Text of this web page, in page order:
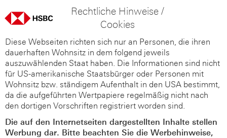
Rechtliche Hinweise /
Cookies
Diese Webseiten richten sich nur an Personen, die ihren
dauerhaften Wohnsitz in dem folgend jeweils
auszuwählenden Staat haben. Die Informationen sind nicht
für US-amerikanische Staatsbürger oder Personen mit
Wohnsitz bzw. ständigem Aufenthalt in den USA bestimmt,
da die aufgeführten Wertpapiere regelmäßig nicht nach
den dortigen Vorschriften registriert worden sind.
Die auf den Internetseiten dargestellten Inhalte stellen
Werbung dar. Bitte beachten Sie die Werbehinweise,